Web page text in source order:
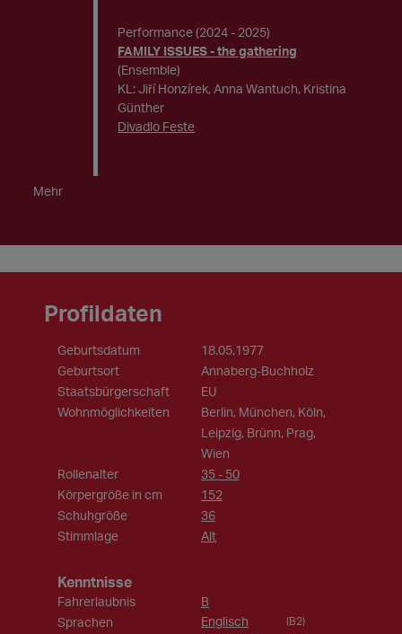
Performance (2024 - 2025)
FAMILY ISSUES - the gathering
(Ensemble)
KL: Jiří Honzírek, Anna Wantuch, Kristina
Günther
Divadlo Feste
Mehr
Profildaten
Geburtsdatum
18.05.1977
Geburtsort
Annaberg-Buchholz
Staatsbürgerschaft
EU
Wohnmöglichkeiten
Berlin, München, Köln,
Leipzig, Brünn, Prag,
Wien
Rollenalter
35 - 50
Körpergröße in cm
152
Schuhgröße
36
Stimmlage
Alt
Kenntnisse
Fahrerlaubnis
B
Sprachen
Englisch (B2)